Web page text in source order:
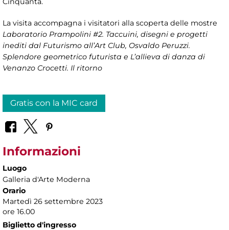
La visita accompagna i visitatori alla scoperta delle mostre
Laboratorio Prampolini #2. Taccuini, disegni e progetti
inediti dal Futurismo all’Art Club, Osvaldo Peruzzi.
Splendore geometrico futurista e L’allieva di danza di
Venanzo Crocetti. Il ritorno
Gratis con la MIC card
Informazioni
Luogo
Galleria d'Arte Moderna
Orario
Martedì 26 settembre 2023
ore 16.00
Biglietto d'ingresso